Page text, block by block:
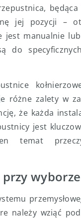
jej pozycji –
jest manualnie
do
różne zalety w
że każda
jest
temat
należy wziąć